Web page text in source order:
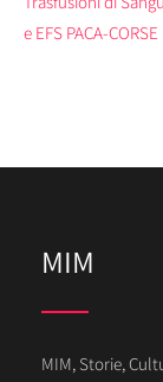
e EFS PACA-CORSE
MIM
MIM, Storie,